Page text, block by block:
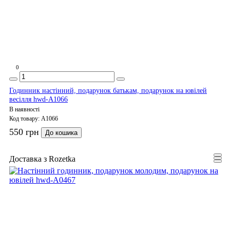
0
Годинник настінний, подарунок батькам, подарунок на ювілей
весілля hwd-A1066
В наявності
Код товару: A1066
550 грн До кошика
Доставка з Rozetka